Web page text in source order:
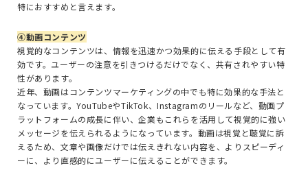
特におすすめと言えます。
④動画コンテンツ
視覚的なコンテンツは、情報を迅速かつ効果的に伝える手段として有
効です。ユーザーの注意を引きつけるだけでなく、共有されやすい特
性があります。
近年、動画はコンテンツマーケティングの中でも特に効果的な手法と
なっています。YouTubeやTikTok、Instagramのリールなど、動画プ
ラットフォームの成長に伴い、企業もこれらを活用して視覚的に強い
メッセージを伝えられるようになっています。動画は視覚と聴覚に訴
えるため、文章や画像だけでは伝えきれない内容を、よりスピーディ
ーに、より直感的にユーザーに伝えることができます。